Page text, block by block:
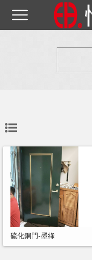
硫化銅門-墨綠